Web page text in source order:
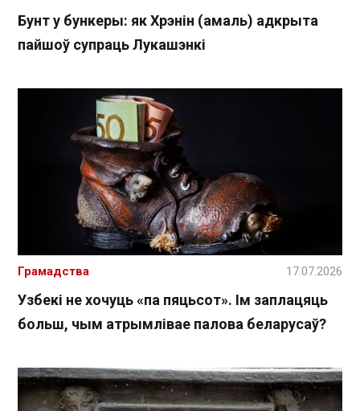
Бунт у бункеры: як Хрэнін (амаль) адкрыта
пайшоў супраць Лукашэнкі
Узбекі не хочуць «па пяцьсот». Ім заплацяць
больш, чым атрымлівае палова беларусаў?
Грамадства 17.07.2026